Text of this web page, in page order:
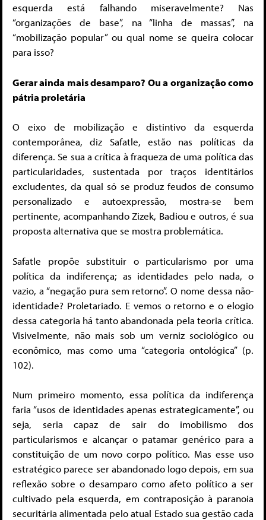
esquerda está falhando miseravelmente? Nas
“organizações de base”, na “linha de massas”, na
“mobilização popular” ou qual nome se queira colocar
para isso?
Gerar ainda mais desamparo? Ou a organização como
pátria proletária
O eixo de mobilização e distintivo da esquerda
contemporânea, diz Safatle, estão nas políticas da
diferença. Se sua a crítica à fraqueza de uma política das
particularidades, sustentada por traços identitários
excludentes, da qual só se produz feudos de consumo
personalizado e autoexpressão, mostra-se bem
pertinente, acompanhando Zizek, Badiou e outros, é sua
proposta alternativa que se mostra problemática.
Safatle propõe substituir o particularismo por uma
política da indiferença; as identidades pelo nada, o
vazio, a “negação pura sem retorno”. O nome dessa não-
identidade? Proletariado. E vemos o retorno e o elogio
dessa categoria há tanto abandonada pela teoria crítica.
Visivelmente, não mais sob um verniz sociológico ou
econômico, mas como uma “categoria ontológica” (p.
102).
Num primeiro momento, essa política da indiferença
faria “usos de identidades apenas estrategicamente”, ou
seja, seria capaz de sair do imobilismo dos
particularismos e alcançar o patamar genérico para a
constituição de um novo corpo político. Mas esse uso
estratégico parece ser abandonado logo depois, em sua
reflexão sobre o desamparo como afeto político a ser
cultivado pela esquerda, em contraposição à paranoia
securitária alimentada pelo atual Estado sua gestão cada